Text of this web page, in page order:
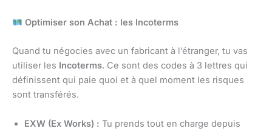
Optimiser son Achat : les Incoterms
Quand tu négocies avec un fabricant à l’étranger, tu vas
utiliser les Incoterms. Ce sont des codes à 3 lettres qui
définissent qui paie quoi et à quel moment les risques
sont transférés.
EXW (Ex Works) : Tu prends tout en charge depuis